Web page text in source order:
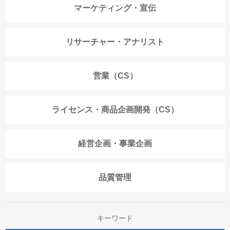
マーケティング・宣伝
リサーチャー・アナリスト
営業（CS）
ライセンス・商品企画開発（CS）
経営企画・事業企画
品質管理
キーワード